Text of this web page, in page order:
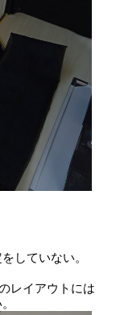
していない。
レイアウトには